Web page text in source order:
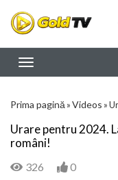
Prima pagină »Videos »
Urare pentru 2024.
români!
326 0